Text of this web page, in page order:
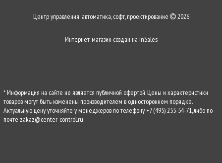
Центр управления: автоматика, софт, проектирование 2026
Интернет-магазин создан на InSales
* Информация на сайте не является публичной офертой. Цены и характеристики
товаров могут быть изменены производителем в одностороннем порядке.
Актуальную цену уточняйте у менеджеров по телефону +7 (495) 255-54-71, либо по
почте zakaz@center-control.ru